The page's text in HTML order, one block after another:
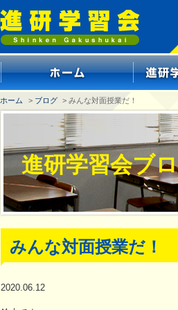
ホーム > ブログ > みんな対面授業だ！
進研学習会ブ
みんな対面授業だ！
2020.06.12